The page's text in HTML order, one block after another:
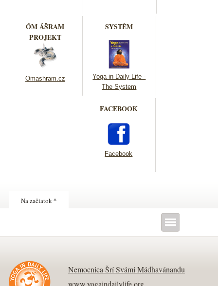
ÓM ÁŠRAM
PROJEKT
Omashram.cz
SYSTÉM
Yoga in Daily Life -
The System
FACEBOOK
Facebook
Na začiatok ^
Nemocnica Šrí Svámi Mádhavánandu
www.yogaindailylife.org